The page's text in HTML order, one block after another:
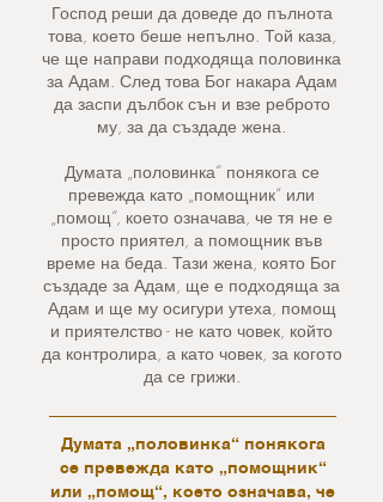
Господ реши да доведе до пълнота
това, което беше непълно. Той каза,
че ще направи подходяща половинка
за Адам. След това Бог накара Адам
да заспи дълбок сън и взе реброто
му, за да създаде жена.
Думата „половинка“ понякога се
превежда като „помощник“ или
„помощ“, което означава, че тя не е
просто приятел, а помощник във
време на беда. Тази жена, която Бог
създаде за Адам, ще е подходяща за
Адам и ще му осигури утеха, помощ
и приятелство - не като човек, който
да контролира, а като човек, за когото
да се грижи.
Думата „половинка“ понякога
се превежда като „помощник“
или „помощ“, което означава, че